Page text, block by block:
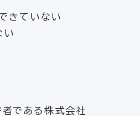
きていない
い
である株式会社